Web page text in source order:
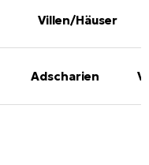
Villen/Häuser
Adscharien